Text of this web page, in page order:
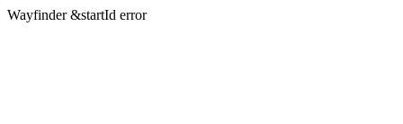
Wayfinder &startId error